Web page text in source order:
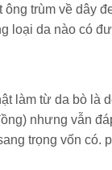
trùm về dây
loại da nào có
làm từ da bò là
nhưng vẫn
trọng vốn có.